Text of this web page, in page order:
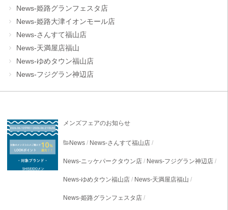
News-姫路グランフェスタ店
News-姫路大津イオンモール店
News-さんすて福山店
News-天満屋店福山
News-ゆめタウン福山店
News-フジグラン神辺店
メンズフェアのお知らせ
News / News-さんすて福山店 /
News-ニッケパークタウン店 / News-フジグラン神辺店 /
News-ゆめタウン福山店 / News-天満屋店福山 /
News-姫路グランフェスタ店 /